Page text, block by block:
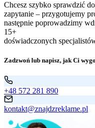
Chcesz szybko sprawdzić
zapytanie – przygotujemy
następnie poprowadzimy
15+
doświadczonych
Zadzwoń lub napisz, jak Ci
+48 572 281 890
kontakt@znajdzreklame.pl